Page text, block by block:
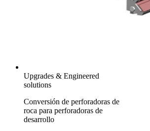
Upgrades & Engineered
solutions
Conversión de perforadoras de
roca para perforadoras de
desarrollo